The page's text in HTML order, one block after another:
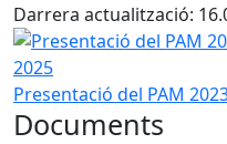
Darrera actualització:
Presentació del PAM
Presentació del PAM
Documents